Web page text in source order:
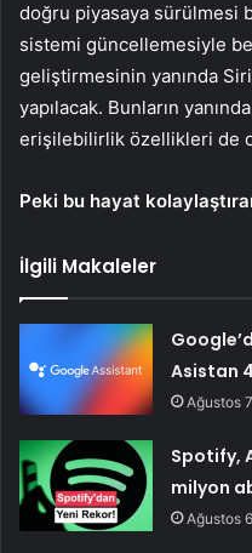
doğru piyasaya sürülmesi
sistemi güncellemesiyle
geliştirmesinin yanında
yapılacak. Bunların
erişilebilirlik özellikleri de
Peki bu hayat
İlgili Makaleler
Asistan
Ağustos
Spotify,
milyon
Ağustos